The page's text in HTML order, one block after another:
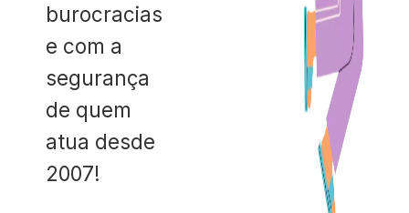
burocracias
e com a
segurança
de quem
atua desde
2007!